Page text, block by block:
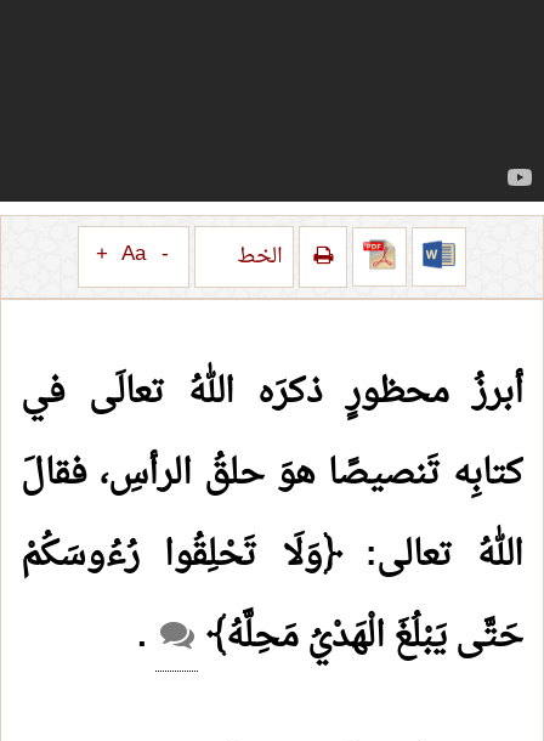
الخط -
Aa
+
أبرزُ محظورٍ ذكرَه اللهُ تعالَى في
كتابِه تَنصيصًا هوَ حلقُ الرأسِ، فقالَ
اللهُ تعالى: ﴿وَلَا تَحْلِقُوا رُءُوسَكُمْ
حَتَّى يَبْلُغَ الْهَدْيُ مَحِلَّهُ﴾
.